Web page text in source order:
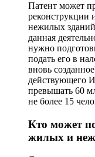
Патент может
нежилых
данная
нужно
подать его в
вновь
действующего
превышать 60
не более 15
Кто может
жилых и